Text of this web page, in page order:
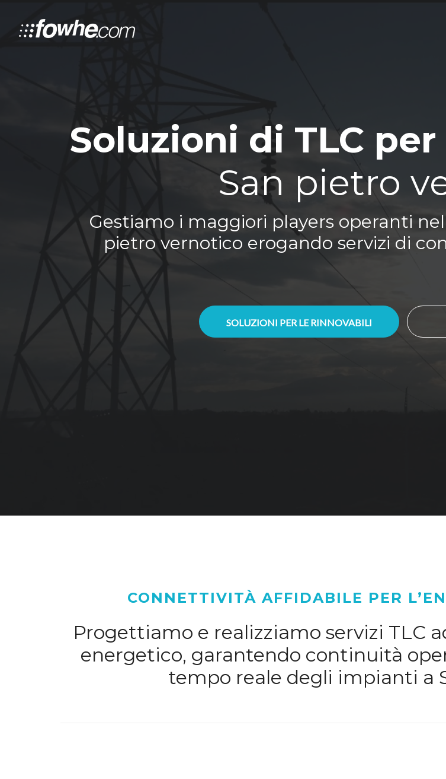
Soluzioni di TLC
San pietro
Gestiamo i maggiori players operanti
pietro vernotico erogando servizi di
SOLUZIONI PER LE RINNOVABILI
CONNETTIVITÀ AFFIDABILE PER
Progettiamo e realizziamo servizi TLC
energetico, garantendo continuità
tempo reale degli impianti a